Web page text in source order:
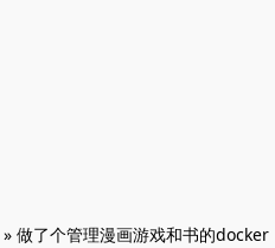
» 做了个管理漫画游戏和书的